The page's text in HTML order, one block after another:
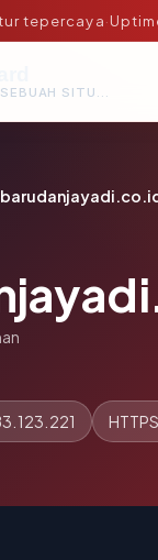
tepercaya·
PERIKSA APAKAH SEBUAH SITUS AMAN, TEPERCAYA, DAN TERVERIFIKASI DALAM HITUNGAN DETIK.